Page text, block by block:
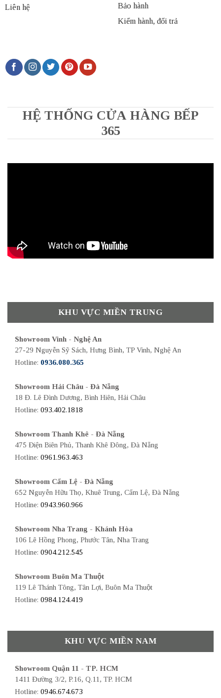
Liên hệ
Bảo hành
Kiểm hành, đổi trả
HỆ THỐNG CỬA HÀNG BẾP
365
KHU VỰC MIỀN TRUNG
Showroom Vinh - Nghệ An
27-29 Nguyễn Sỹ Sách, Hưng Bình, TP Vinh, Nghệ An
Hotline: 0936.080.365
Showroom Hải Châu - Đà Nẵng
18 Đ. Lê Đình Dương, Bình Hiên, Hải Châu
Hotline: 093.402.1818
Showroom Thanh Khê - Đà Nẵng
475 Điện Biên Phủ, Thanh Khê Đông, Đà Nẵng
Hotline: 0961.963.463
Showroom Cẩm Lệ - Đà Nẵng
652 Nguyễn Hữu Thọ, Khuê Trung, Cẩm Lệ, Đà Nẵng
Hotline: 0943.960.966
Showroom Nha Trang - Khánh Hòa
106 Lê Hồng Phong, Phước Tân, Nha Trang
Hotline: 0904.212.545
Showroom Buôn Ma Thuột
119 Lê Thánh Tông, Tân Lợi, Buôn Ma Thuột
Hotline: 0984.124.419
KHU VỰC MIỀN NAM
Showroom Quận 11 - TP. HCM
1411 Đường 3/2, P.16, Q.11, TP. HCM
Hotline: 0946.674.673